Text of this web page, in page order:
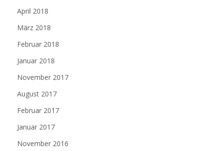
April 2018
März 2018
Februar 2018
Januar 2018
November 2017
August 2017
Februar 2017
Januar 2017
November 2016